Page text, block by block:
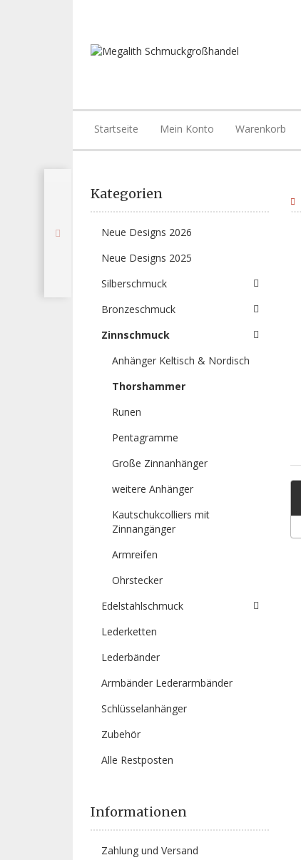
Startseite Mein Konto Warenkorb
Kategorien
Neue Designs 2026
Neue Designs 2025
Silberschmuck
Bronzeschmuck
Zinnschmuck
Anhänger Keltisch & Nordisch
Thorshammer
Runen
Pentagramme
Große Zinnanhänger
weitere Anhänger
Kautschukcolliers mit
Zinnangänger
Armreifen
Ohrstecker
Edelstahlschmuck
Lederketten
Lederbänder
Armbänder Lederarmbänder
Schlüsselanhänger
Zubehör
Alle Restposten
Informationen
Zahlung und Versand